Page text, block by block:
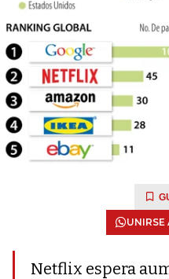
UNIRSE
Netflix espera